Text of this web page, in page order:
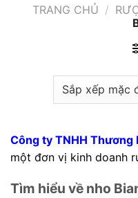
TRANG CHỦ /
Công ty TNHH Thương
một đơn vị kinh doanh
Tìm hiểu về nho